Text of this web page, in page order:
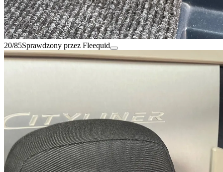
20/85Sprawdzony przez Fleequid